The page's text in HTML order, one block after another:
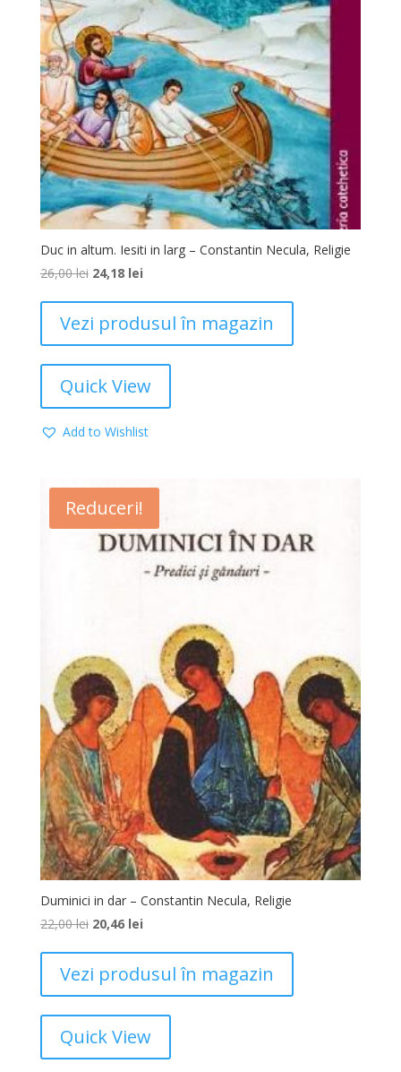
Duc in altum. Iesiti in larg – Constantin Necula, Religie
26,00lei 24,18 lei
Vezi produsul în magazin
Quick View
Add to Wishlist
Reduceri!
Duminici in dar – Constantin Necula, Religie
22,00lei 20,46 lei
Vezi produsul în magazin
Quick View